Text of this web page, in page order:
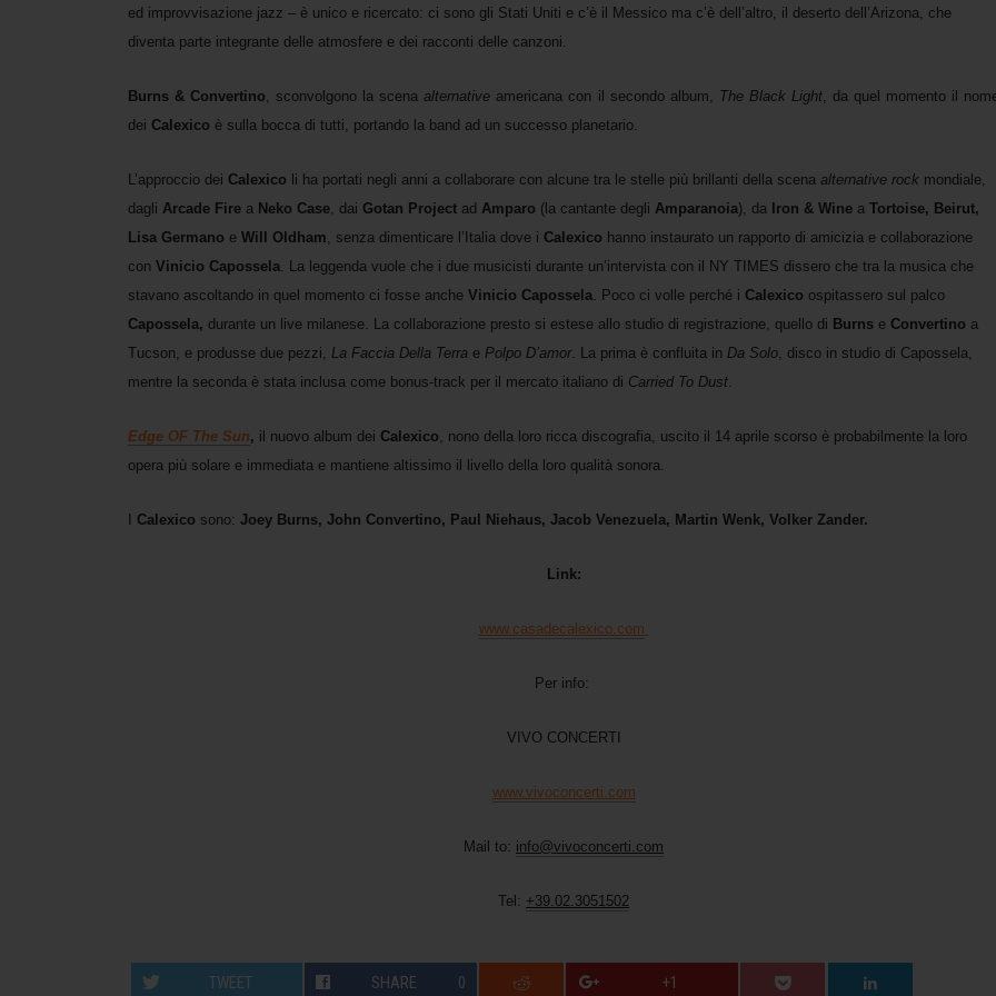
ed improvvisazione jazz – è unico e ricercato: ci sono gli Stati Uniti e c’è il Messico ma c’è dell’altro, il deserto dell’Arizona, che
diventa parte integrante delle atmosfere e dei racconti delle canzoni.
Burns & Convertino, sconvolgono la scenaalternative americana con il secondo album, The Black Light, da quel momento il
dei Calexico è sulla bocca di tutti, portando la band ad un successo planetario.
L’approccio dei Calexico li ha portati negli anni a collaborare con alcune tra le stelle più brillanti della scena alternative rock mondiale,
dagli Arcade Fire a Neko Case, dai Gotan Project ad Amparo (la cantante degli Amparanoia), da Iron & Wine a Tortoise, Beirut,
Lisa Germano e Will Oldham, senza dimenticare l’Italia dove i Calexico hanno instaurato un rapporto di amicizia e collaborazione
con Vinicio Capossela. La leggenda vuole che i due musicisti durante un’intervista con il NY TIMES dissero che tra la musica che
stavano ascoltando in quel momento ci fosse anche Vinicio Capossela. Poco ci volle perché i Calexico ospitassero sul palco
Capossela, durante un live milanese. La collaborazione presto si estese allo studio di registrazione, quello di Burns e Convertino a
Tucson, e produsse due pezzi, La Faccia Della Terra e Polpo D’amor. La prima è confluita in Da Solo, disco in studio di Capossela,
mentre la seconda è stata inclusa come bonus-track per il mercato italiano di Carried To Dust.
Edge OF The Sun, il nuovo album dei Calexico, nono della loro ricca discografia, uscito il 14 aprile scorso è probabilmente la loro
opera più solare e immediata e mantiene altissimo il livello della loro qualità sonora.
Calexico sono: Joey Burns, John Convertino, Paul Niehaus, Jacob Venezuela, Martin Wenk, Volker Zander.
Link:
www.casadecalexico.com
Per info:
VIVO CONCERTI
www.vivoconcerti.com
Mail to: info@vivoconcerti.com
Tel: +39.02.3051502
TWEET SHARE 0 +1